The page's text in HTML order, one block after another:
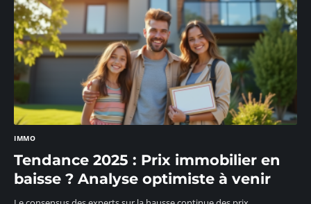
IMMO
Tendance 2025 : Prix immobilier en
baisse ? Analyse optimiste à venir